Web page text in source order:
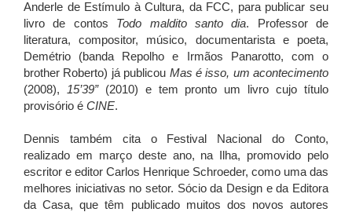
Anderle de Estímulo à Cultura, da FCC, para publicar seu
livro de contos Todo maldito santo dia. Professor de
literatura, compositor, músico, documentarista e poeta,
Demétrio (banda Repolho e Irmãos Panarotto, com o
brother Roberto) já publicou Mas é isso, um acontecimento
(2008), 15’39” (2010) e tem pronto um livro cujo título
provisório é CINE.
Dennis também cita o Festival Nacional do Conto,
realizado em março deste ano, na Ilha, promovido pelo
escritor e editor Carlos Henrique Schroeder, como uma das
melhores iniciativas no setor. Sócio da Design e da Editora
da Casa, que têm publicado muitos dos novos autores